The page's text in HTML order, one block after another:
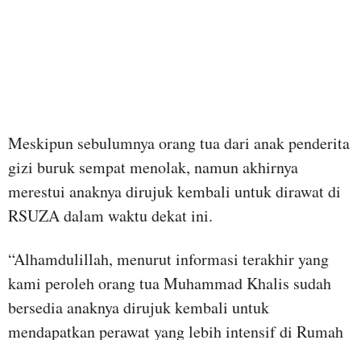
Meskipun sebulumnya orang tua dari anak penderita
gizi buruk sempat menolak, namun akhirnya
merestui anaknya dirujuk kembali untuk dirawat di
RSUZA dalam waktu dekat ini.
“Alhamdulillah, menurut informasi terakhir yang
kami peroleh orang tua Muhammad Khalis sudah
bersedia anaknya dirujuk kembali untuk
mendapatkan perawat yang lebih intensif di Rumah